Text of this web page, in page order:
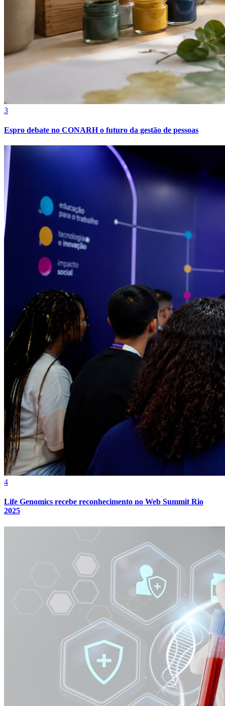
Grêmio
3
Espro debate no CONARH o futuro da gestão de pessoas
4
Life Genomics recebe reconhecimento no Web Summit Rio
2025